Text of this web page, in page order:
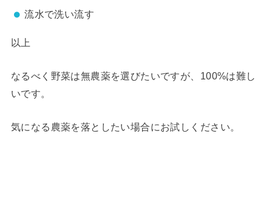
流水で洗い流す
以上
なるべく野菜は無農薬を選びたいですが、100%は難し
いです。
気になる農薬を落としたい場合にお試しください。